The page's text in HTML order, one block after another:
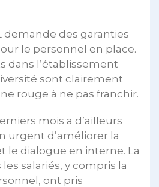
demande des garanties
le personnel en place.
dans l’établissement
sont clairement
rouge à ne pas franchir.
mois a d’ailleurs
urgent d’améliorer la
le dialogue en interne. La
salariés, y compris la
ont pris